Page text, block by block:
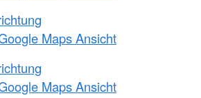
Maps Ansicht
Maps Ansicht